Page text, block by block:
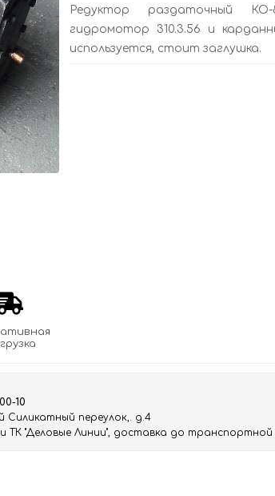
Редуктор раздаточный
гидромотор 310.3.56 и
используется, стоит заглушка.
10
Силикатный переулок,. д.4
ТК "Деловые Линии", доставка до